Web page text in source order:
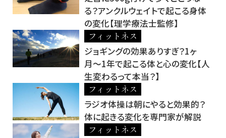
る？アンクルウェイトで起こる身体
の変化【理学療法士監修】
フィットネス
ジョギングの効果ありすぎ？1ヶ
月〜1年で起こる体と心の変化【人
生変わるって本当？】
フィットネス
ラジオ体操は朝にやると効果的？
体に起きる変化を専門家が解説
フィットネス